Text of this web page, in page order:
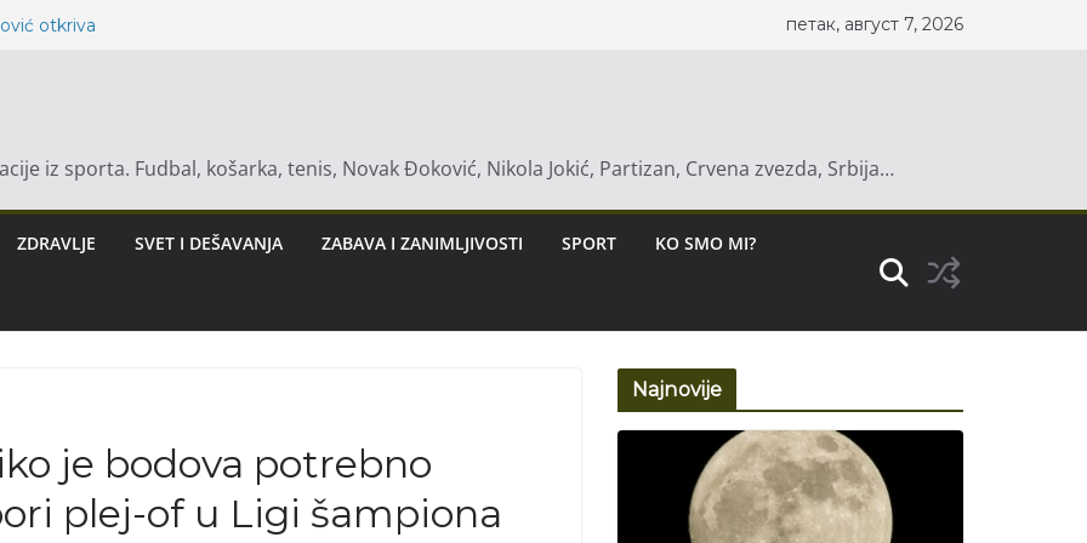
otkriva
znakovi mogu
Ključna Nakon
Vangi, najviše
svoju sudbinu
петак, август 7, 2026
iz sporta. Fudbal, košarka, tenis, Novak Đoković, Nikola Jokić, Partizan, Crvena zvezda, Srbija…
ZDRAVLJE SVET I DEŠAVANJA ZABAVA I ZANIMLJIVOSTI SPORT KO SMO MI?
je bodova potrebno
plej-of u Ligi šampiona
Najnovije